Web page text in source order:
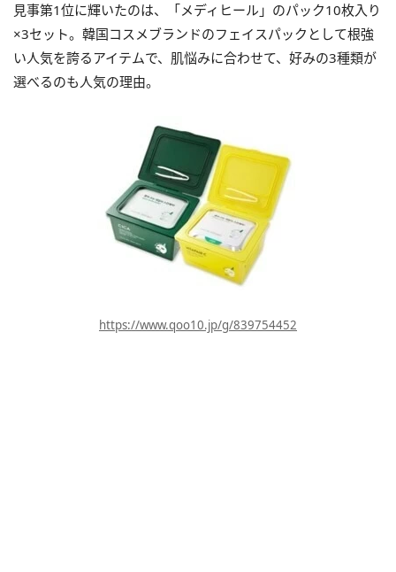
見事第1位に輝いたのは、「メディヒール」のパック10枚入り
×3セット。韓国コスメブランドのフェイスパックとして根強
い人気を誇るアイテムで、肌悩みに合わせて、好みの3種類が
選べるのも人気の理由。
https://www.qoo10.jp/g/839754452